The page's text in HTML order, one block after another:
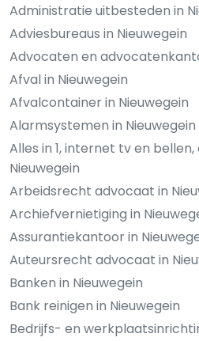
Administratie uitbesteden in
Adviesbureaus in Nieuwegein
Advocaten en
Afval in Nieuwegein
Afvalcontainer in Nieuwegein
Alarmsystemen in Nieuwegein
Alles in 1, internet tv en bellen,
Nieuwegein
Arbeidsrecht advocaat in
Archiefvernietiging in
Assurantiekantoor in
Auteursrecht advocaat in
Banken in Nieuwegein
Bank reinigen in Nieuwegein
Bedrijfs- en